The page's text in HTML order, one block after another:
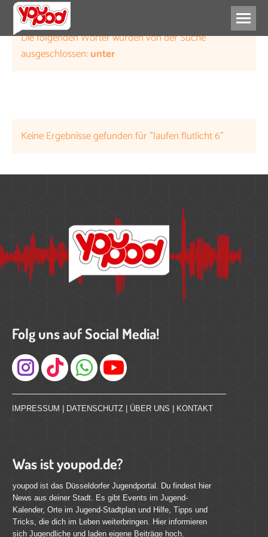
Die folgenden Wörter wurden von der Suche
ausgeschlossen:unter
Keine Ergebnisse gefunden für "laufen flutlicht 6"
Folg uns auf Social Media!
Instagram
IMPRESSUM | DATENSCHUTZ | ÜBER UNS | KONTAKT
Was ist youpod.de?
youpod ist das Düsseldorfer Jugendportal. Du findest hier
News aus deiner Stadt. Es gibt Events im Jugend-
Kalender, Orte im Jugend-Stadtplan und Hilfe, Tipps und
Tricks, die dich im Leben weiterbringen. Hier informieren
sich Jugendliche und laden eigene Beiträge hoch.